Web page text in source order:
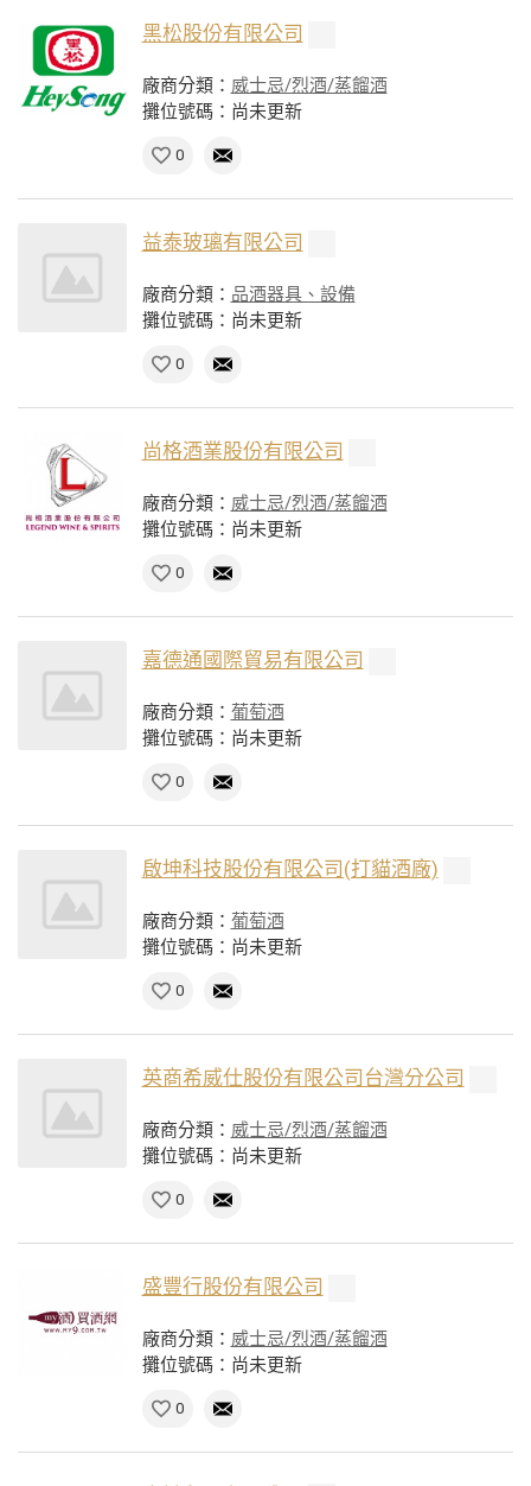
黑松股份有限公司
廠商分類： 威士忌/烈酒/蒸餾酒
攤位號碼：尚未更新
0
益泰玻璃有限公司
廠商分類： 品酒器具、設備
攤位號碼：尚未更新
0
尚格酒業股份有限公司
廠商分類： 威士忌/烈酒/蒸餾酒
攤位號碼：尚未更新
0
嘉德通國際貿易有限公司
廠商分類： 葡萄酒
攤位號碼：尚未更新
0
啟坤科技股份有限公司(打貓酒廠)
廠商分類： 葡萄酒
攤位號碼：尚未更新
0
英商希威仕股份有限公司台灣分公司
廠商分類： 威士忌/烈酒/蒸餾酒
攤位號碼：尚未更新
0
盛豐行股份有限公司
廠商分類： 威士忌/烈酒/蒸餾酒
攤位號碼：尚未更新
0